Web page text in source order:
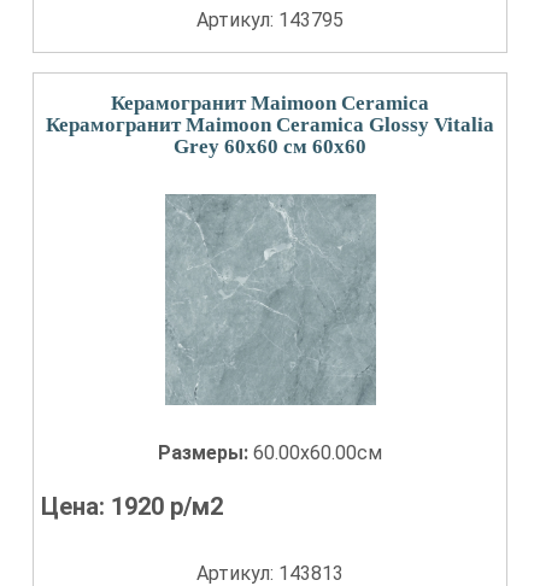
Артикул: 143795
Керамогранит Maimoon Ceramica
Керамогранит Maimoon Ceramica Glossy Vitalia
Grey 60х60 см 60x60
Размеры: 60.00x60.00см
Цена: 1920 р/м2
Артикул: 143813